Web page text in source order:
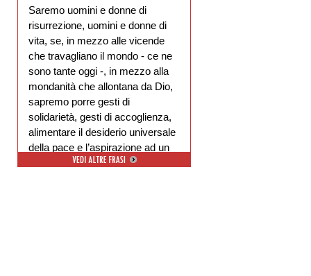
Saremo uomini e donne di
risurrezione, uomini e donne di
vita, se, in mezzo alle vicende
che travagliano il mondo - ce ne
sono tante oggi -, in mezzo alla
mondanità che allontana da Dio,
sapremo porre gesti di
solidarietà, gesti di accoglienza,
alimentare il desiderio universale
della pace e l’aspirazione ad un
ambiente libero dal degrado.